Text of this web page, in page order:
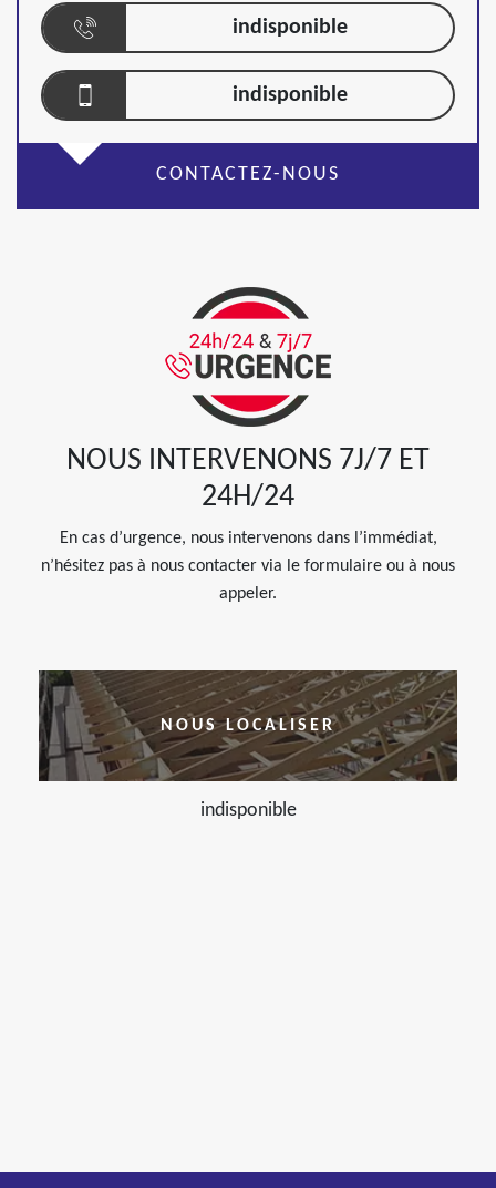
indisponible
indisponible
CONTACTEZ-NOUS
NOUS INTERVENONS 7J/7 ET
24H/24
En cas d’urgence, nous intervenons dans l’immédiat,
n’hésitez pas à nous contacter via le formulaire ou à nous
appeler.
NOUS LOCALISER
indisponible